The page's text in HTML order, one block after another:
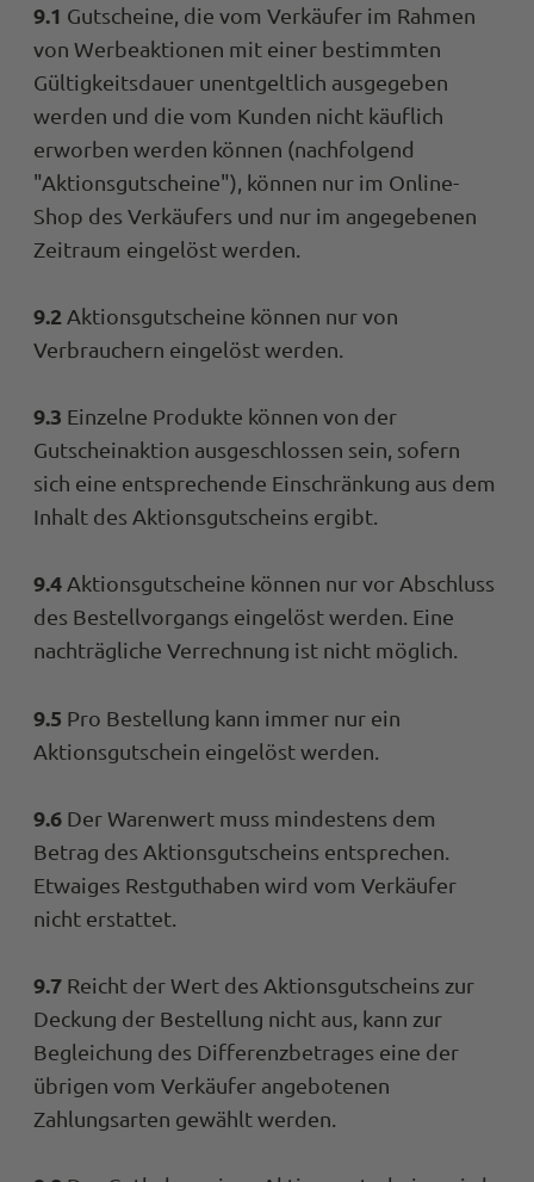
9.1 Gutscheine, die vom Verkäufer im Rahmen
von Werbeaktionen mit einer bestimmten
Gültigkeitsdauer unentgeltlich ausgegeben
werden und die vom Kunden nicht käuflich
erworben werden können (nachfolgend
"Aktionsgutscheine"), können nur im Online-
Shop des Verkäufers und nur im angegebenen
Zeitraum eingelöst werden.
9.2Aktionsgutscheine können nur von
Verbrauchern eingelöst werden.
9.3 Einzelne Produkte können von der
Gutscheinaktion ausgeschlossen sein, sofern
sich eine entsprechende Einschränkung aus dem
Inhalt des Aktionsgutscheins ergibt.
9.4Aktionsgutscheine können nur vor Abschluss
des Bestellvorgangs eingelöst werden. Eine
nachträgliche Verrechnung ist nicht möglich.
9.5 Pro Bestellung kann immer nur ein
Aktionsgutschein eingelöst werden.
9.6 Der Warenwert muss mindestens dem
Betrag des Aktionsgutscheins entsprechen.
Etwaiges Restguthaben wird vom Verkäufer
nicht erstattet.
9.7 Reicht der Wert des Aktionsgutscheins zur
Deckung der Bestellung nicht aus, kann zur
Begleichung des Differenzbetrages eine der
übrigen vom Verkäufer angebotenen
Zahlungsarten gewählt werden.